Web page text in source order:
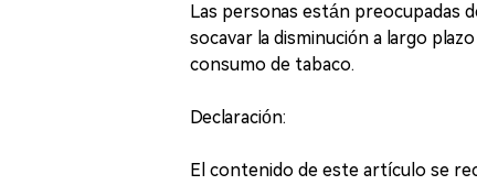
Las personas están preocupadas
socavar la disminución a largo
consumo de tabaco.
Declaración:
El contenido de este artículo se